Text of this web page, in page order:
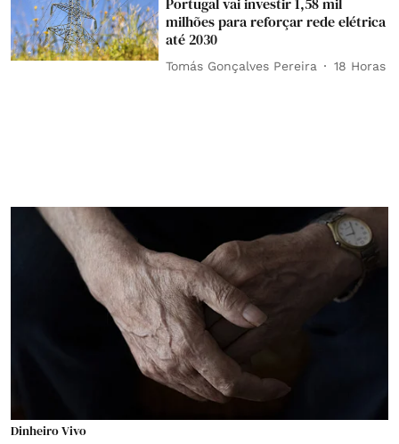
milhões para reforçar rede elétrica
até 2030
Tomás Gonçalves Pereira 18 Horas
Dinheiro Vivo